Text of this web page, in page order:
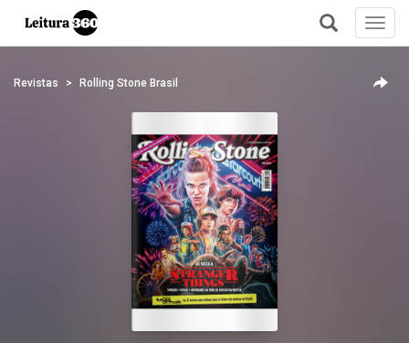
+
Revistas Rolling Stone Brasil